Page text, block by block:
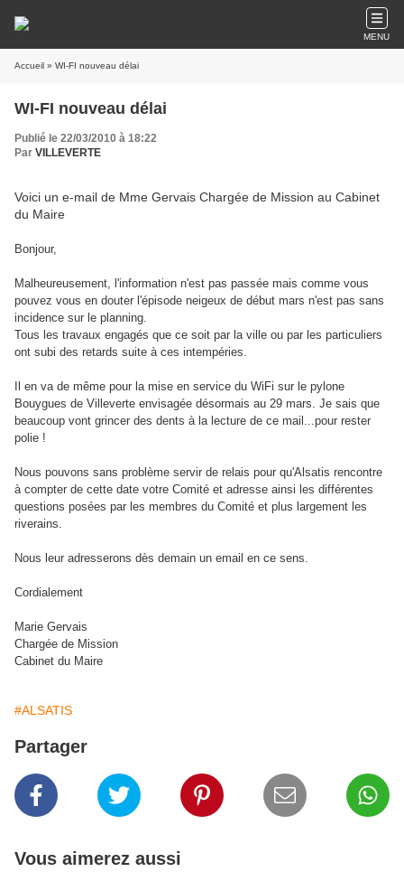
MENU
Accueil » WI-FI nouveau délai
WI-FI nouveau délai
Publié le 22/03/2010 à 18:22
Par VILLEVERTE
Voici un e-mail de Mme Gervais Chargée de Mission au Cabinet
du Maire
Bonjour,
Malheureusement, l'information n'est pas passée mais comme vous
pouvez vous en douter l'épisode neigeux de début mars n'est pas sans
incidence sur le planning.
Tous les travaux engagés que ce soit par la ville ou par les particuliers
ont subi des retards suite à ces intempéries.
Il en va de même pour la mise en service du WiFi sur le pylone
Bouygues de Villeverte envisagée désormais au 29 mars. Je sais que
beaucoup vont grincer des dents à la lecture de ce mail...pour rester
polie !
Nous pouvons sans problème servir de relais pour qu'Alsatis rencontre
à compter de cette date votre Comité et adresse ainsi les différentes
questions posées par les membres du Comité et plus largement les
riverains.
Nous leur adresserons dès demain un email en ce sens.
Cordialement
Marie Gervais
Chargée de Mission
Cabinet du Maire
#ALSATIS
Partager
Vous aimerez aussi